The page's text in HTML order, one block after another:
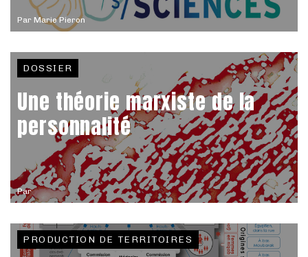
Par Marie Pieron
Par
DOSSIER
Une théorie marxiste de la
personnalité
PRODUCTION DE TERRITOIRES